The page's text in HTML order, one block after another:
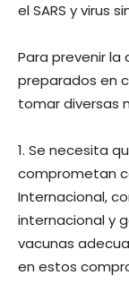
el SARS y virus
Para prevenir
preparados en
tomar diversas
1. Se necesita
comprometan
Internacional,
internacional y
vacunas
en estos